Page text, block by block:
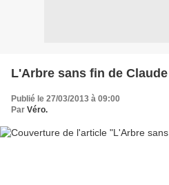
L'Arbre sans fin de
Publié le 27/03/2013 à 09:00
Par Véro.